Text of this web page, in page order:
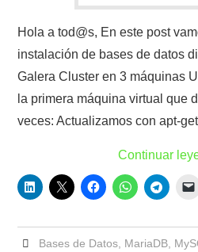
Hola a tod@s, En este post
instalación de bases de datos
Galera Cluster en 3 máquinas
la primera máquina virtual que
veces: Actualizamos con apt-
Continuar
Bases de Datos, MariaDB,